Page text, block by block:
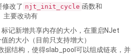
修改了 njt_init_cycle 函数和
主要改动有
记新增共享内存的大小，在重启NJet
的大小（目前只支持增大）
据结构，使得slab_pool可以组成链表，并